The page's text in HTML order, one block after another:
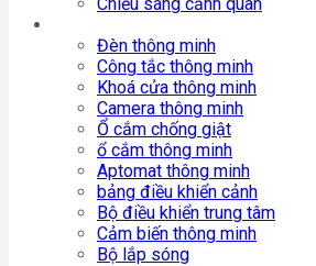
Đèn thông minh
Công tắc thông minh
Khoá cửa thông minh
Camera thông minh
Ổ cắm chống giật
ổ cắm thông minh
Aptomat thông minh
bảng điều khiển cảnh
Bộ điều khiển trung tâm
Cảm biến thông minh
Bộ lắp sóng